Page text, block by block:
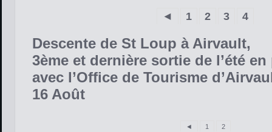
◄ 1 2 3 4
Descente de St Loup à Airvault,
3ème et dernière sortie de l’été
avec l’Office de Tourisme
16 Août
◄ 1 2